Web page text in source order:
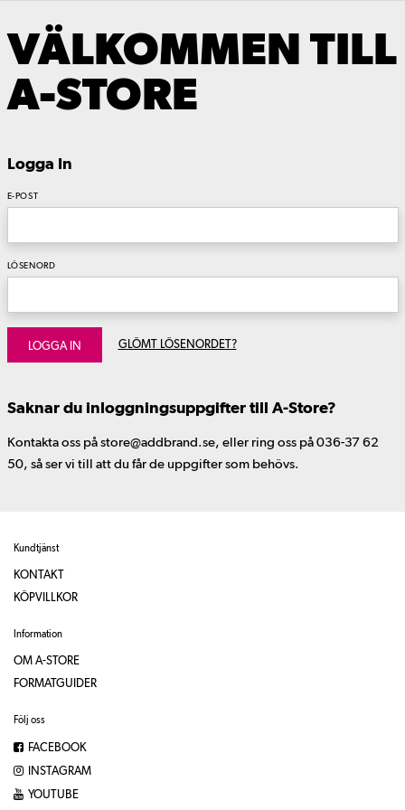
VÄLKOMMEN TILL
A-STORE
Logga In
E-POST
LÖSENORD
LOGGA IN GLÖMT LÖSENORDET?
Saknar du inloggningsuppgifter till A-Store?
Kontakta oss på store@addbrand.se, eller ring oss på 036-37 62
50, så ser vi till att du får de uppgifter som behövs.
Kundtjänst
KONTAKT
KÖPVILLKOR
Information
OM A-STORE
FORMATGUIDER
Följ oss
FACEBOOK
INSTAGRAM
YOUTUBE